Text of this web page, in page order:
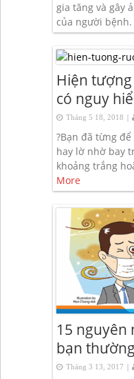
gia tăng và gây
của người bệnh.
Hiện
có nguy
Tháng 5 18, 2018 |
?Bạn đã từng
hay lờ nhờ bay
khoảng trắng
More
15 nguyên
bạn
Tháng 3 13, 2017 |